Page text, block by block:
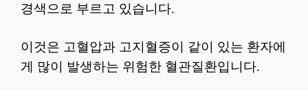
경색으로 부르고 있습니다.
이것은 고혈압과 고지혈증이 같이 있는 환자에
게 많이 발생하는 위험한 혈관질환입니다.